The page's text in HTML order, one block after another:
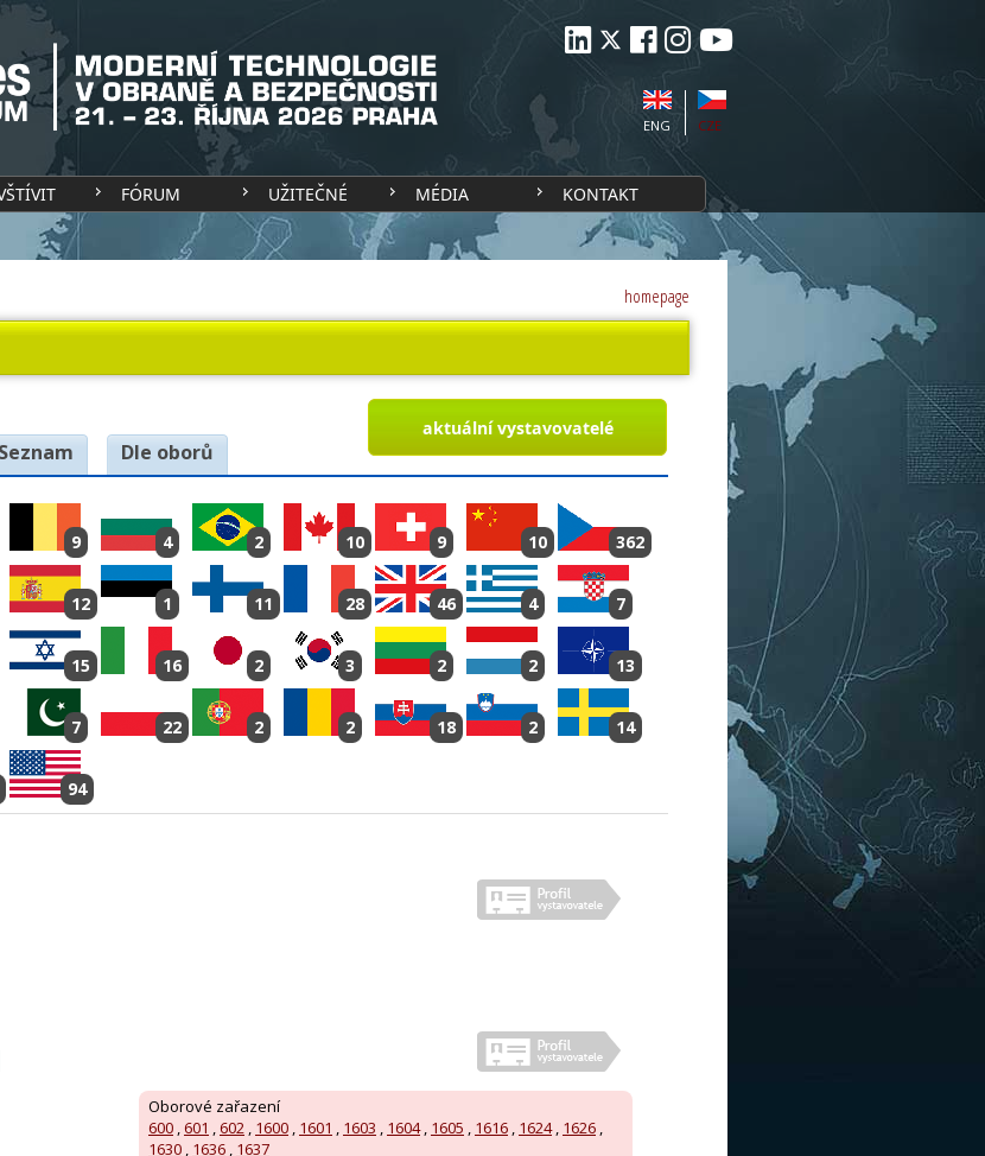
CZE
ENG
FÓRUM UŽITEČNÉ MÉDIA KONTAKT
homepage
aktuální vystavovatelé
Seznam Dle oborů
9 4 2 10 9 10 362
12 1 11 28 46 4 7
15 16 2 3 2 2 13
7 22 2 2 18 2 14
94
Oborové zařazení
600 , 601 , 602 , 1600 , 1601 , 1603 , 1604, 1605 , 1616 , 1624, 1626 ,
1630 , 1636 , 1637